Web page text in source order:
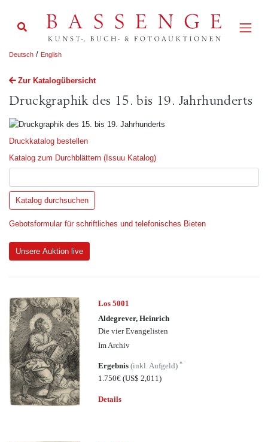
Deutsch / English
Zur Katalogübersicht
Druckgraphik des 15. bis 19. Jahrhunderts
Druckkatalog bestellen
Katalog zum Durchblättern (Issuu Katalog)
Gebotsformular für schriftliches und telefonisches Bieten
Unsere Auktion live
Los 5001
Aldegrever, Heinrich
Die vier Evangelisten
Im Archiv
Ergebnis(inkl. Aufgeld)*
1.750€(US$ 2,011)
Details